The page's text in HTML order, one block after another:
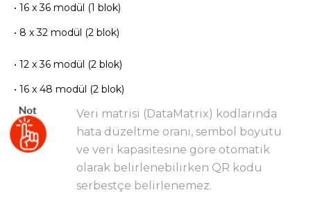
• 16 x 36 modül (1 blok)
• 8 x 32 modül (2 blok)
• 12 x 36 modül (2 blok)
• 16 x 48 modül (2 blok)
Veri matrisi (DataMatrix) kodlarında
hata düzeltme oranı, sembol boyutu
ve veri kapasitesine göre otomatik
olarak belirlenebilirken QR kodu
serbestçe belirlenemez.